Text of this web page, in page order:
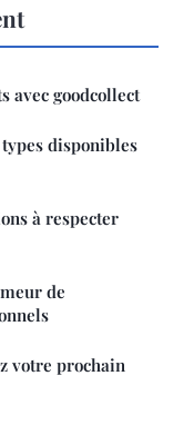
avec goodcollect
disponibles
à respecter
de
votre prochain